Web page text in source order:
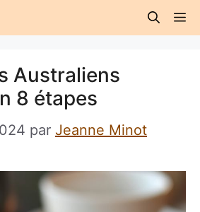
Australiens
8 étapes
par Jeanne Minot